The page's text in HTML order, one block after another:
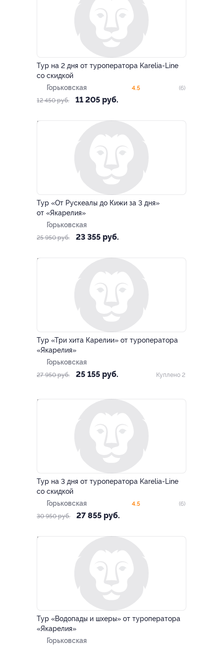
Тур на 2 дня от туроператора Karelia-Line
со скидкой
Горьковская
12 450 руб. 11 205 руб.
4.5 (6)
Тур «От Рускеалы до Кижи за 3 дня»
от «Якарелия»
Горьковская
25 950 руб. 23 355 руб.
Тур «Три хита Карелии» от туроператора
«Якарелия»
Горьковская
27 950 руб. 25 155 руб. Куплено 2
Тур на 3 дня от туроператора Karelia-Line
со скидкой
Горьковская
30 950 руб. 27 855 руб.
4.5 (6)
Тур «Водопады и шхеры» от туроператора
«Якарелия»
Горьковская